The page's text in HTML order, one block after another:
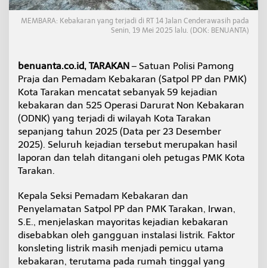
i
t
a
n
i
M
K
T
a
r
a
k
S
e
p
a
n
j
a
MEMBARA: Kebakaran yang terjadi di RT 14 Jalan Cenderawasih pada
Senin, 19 Mei 2025 lalu. (DOK: BENUANTA)
benuanta.co.id, TARAKAN – Satuan Polisi Pamong
Praja dan Pemadam Kebakaran (Satpol PP dan PMK)
Kota Tarakan mencatat sebanyak 59 kejadian
kebakaran dan 525 Operasi Darurat Non Kebakaran
(ODNK) yang terjadi di wilayah Kota Tarakan
sepanjang tahun 2025 (Data per 23 Desember
2025). Seluruh kejadian tersebut merupakan hasil
laporan dan telah ditangani oleh petugas PMK Kota
Tarakan.
Kepala Seksi Pemadam Kebakaran dan
Penyelamatan Satpol PP dan PMK Tarakan, Irwan,
S.E., menjelaskan mayoritas kejadian kebakaran
disebabkan oleh gangguan instalasi listrik. Faktor
konsleting listrik masih menjadi pemicu utama
kebakaran, terutama pada rumah tinggal yang